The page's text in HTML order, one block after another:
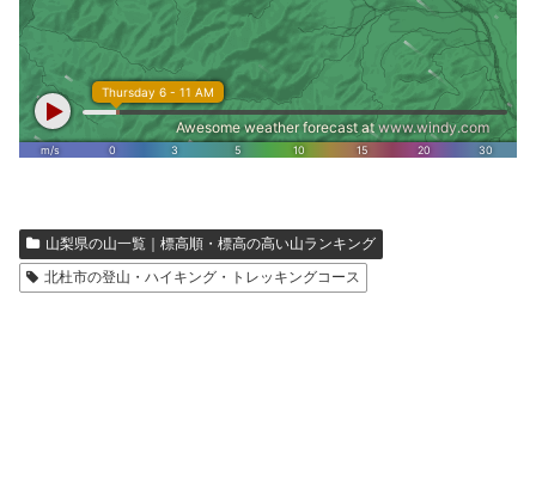
山梨県の山一覧｜標高順・標高の高い山ランキング
北杜市の登山・ハイキング・トレッキングコース